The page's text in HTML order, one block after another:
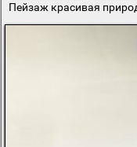
Пейзаж красивая